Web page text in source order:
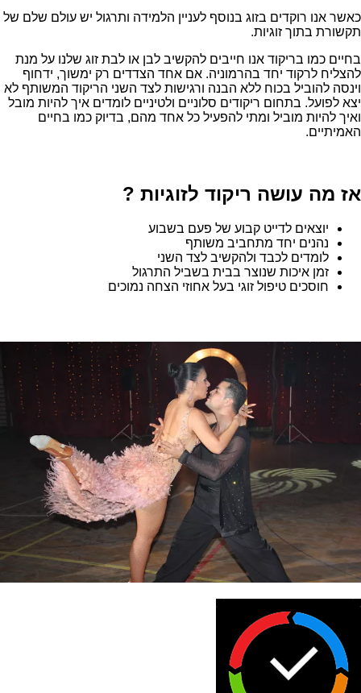
כאשר אנו רוקדים בזוג בנוסף לעניין הלמידה ותרגול יש עולם שלם של
תקשורת בתוך זוגיות.
בחיים כמו בריקוד אנו חייבים להקשיב לבן או לבת זוג שלנו על מנת
להצליח לרקוד יחד בהרמוניה. אם אחד הצדדים רק ימשוך, ידחוף
וינסה להוביל בכוח ללא הבנה ורגישות לצד השני הריקוד המשותף לא
יצא לפועל. בתחום ריקודים סלוניים ולטיניים לומדים איך להיות מובל
ואיך להיות מוביל ומתי להפעיל כל אחד מהם, בדיוק כמו בחיים
האמיתיים.
אז מה עושה ריקוד לזוגיות ?
יוצאים לדייט קבוע של פעם בשבוע
נהנים יחד מתחביב משותף
לומדים לכבד ולהקשיב לצד השני
זמן איכות שנוצר בבית בשביל התרגול
חוסכים טיפול זוגי בעל אחוזי הצחה נמוכים